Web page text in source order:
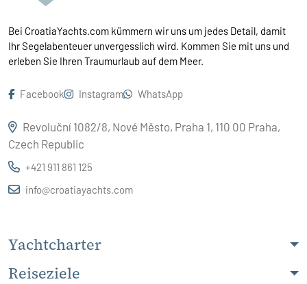
Bei CroatiaYachts.com kümmern wir uns um jedes Detail, damit
Ihr Segelabenteuer unvergesslich wird. Kommen Sie mit uns und
erleben Sie Ihren Traumurlaub auf dem Meer.
Facebook Instagram WhatsApp
Revoluční 1082/8, Nové Město, Praha 1, 110 00 Praha,
Czech Republic
+421 911 861 125
info@croatiayachts.com
Yachtcharter
Reiseziele